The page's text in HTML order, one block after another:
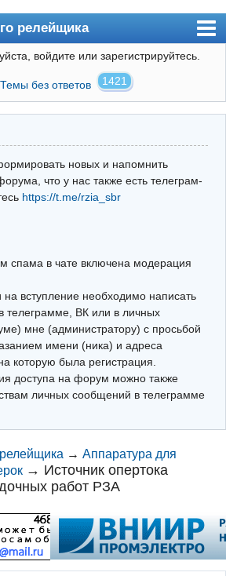
релейщика
войдите или зарегистрируйтесь.
Темы без ответов 1421
новых и напомнить
что у нас также есть телеграм-
https://t.me/rzia_sbr
спама в чате включена модерация
на вступление необходимо написать
телеграмме, ВК или в личных
мне (администратору) с просьбой
имени (ника) и адреса
которую была регистрация.
доступа на форум можно также
личных сообщений в телеграмме
→Аппаратура для
→ Источник опертока
работ РЗА